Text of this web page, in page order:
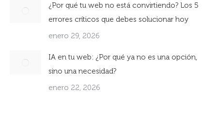
¿Por qué tu web no está convirtiendo? Los 5
errores críticos que debes solucionar hoy
enero 29, 2026
IA en tu web: ¿Por qué ya no es una opción,
sino una necesidad?
enero 22, 2026